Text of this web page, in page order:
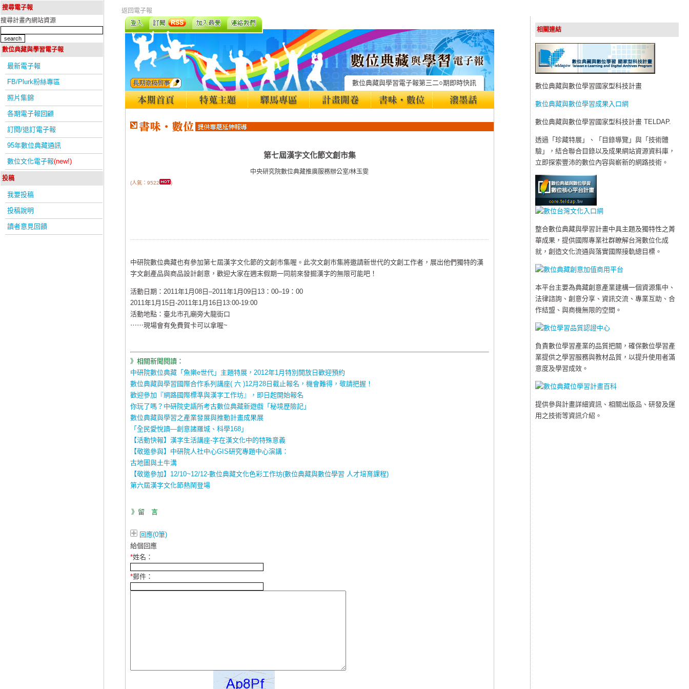
搜尋電子報
搜尋計畫內網站資源
數位典藏與學習電子報
最新電子報
FB/Plurk粉絲專區
照片集錦
各期電子報回顧
訂閱/退訂電子報
95年數位典藏通訊
數位文化電子報(new!)
投稿
我要投稿
投稿說明
讀者意見回饋
返回電子報
相關連結
數位典藏與數位學習國家型科技計畫
數位典藏與數位學習成果入口網
數位典藏與數位學習國家型科技計畫 TELDAP.
透過「珍藏特展」、「目錄導覽」與「技術體
驗」，結合聯合目錄以及成果網站資源資料庫，
立即探索豐沛的數位內容與嶄新的網路技術。
整合數位典藏與學習計畫中具主題及獨特性之菁
華成果，提供國際專業社群瞭解台灣數位化成
就，創造文化流通與落實國際接軌總目標。
本平台主要為典藏創意產業建構一個資源集中、
法律諮詢、創意分享、資訊交流、專業互助、合
作結盟、與商機無限的空間。
負責數位學習產業的品質把關，確保數位學習產
業提供之學習服務與教材品質，以提升使用者滿
意度及學習成效。
提供參與計畫詳細資訊、相關出版品、研發及運
用之技術等資訊介紹。
數位典藏與學習電子報第三二○期即時快訊
第七屆漢字文化節文創市集
中央研究院數位典藏推廣服務辦公室/林玉雯
(人氣：9522 )
中研院數位典藏也有參加第七屆漢字文化節的文創市集喔。此次文創市集將邀請新世代的文創工作者，展出他們獨特的漢
字文創產品與商品設計創意，歡迎大家在週末假期一同前來發掘漢字的無限可能吧！
活動日期：2011年1月08日–2011年1月09日13：00–19：00
2011年1月15日-2011年1月16日13:00-19:00
活動地點：臺北市孔廟旁大龍街口
⋯⋯現場會有免費賀卡可以拿喔~
》相關新聞閱讀：
中研院數位典藏「魚樂e世代」主題特展，2012年1月特別開放日歡迎預約
數位典藏與學習國際合作系列講座( 六 )12月28日截止報名，機會難得，敬請把握！
歡迎參加『網路國際標準與漢字工作坊』，即日起開始報名
你玩了嗎？中研院史語所考古數位典藏新遊戲「秘境歷險記」
數位典藏與學習之產業發展與推動計畫成果展
「全民愛悅讀—創意諸羅城、科學168」
【活動快報】漢字生活講座-字在漢文化中的特殊意義
【敬邀參與】中研院人社中心GIS研究專題中心演講：
古地圖與土牛溝
【敬邀參加】12/10~12/12-數位典藏文化色彩工作坊(數位典藏與數位學習 人才培育課程)
第六屆漢字文化節熱鬧登場
》留 言
回應(0筆)
給個回應
*姓名：
*郵件：